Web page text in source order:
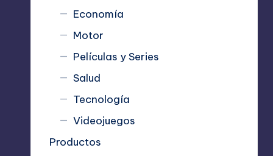
Economía
Motor
Películas y Series
Salud
Tecnología
Videojuegos
Productos